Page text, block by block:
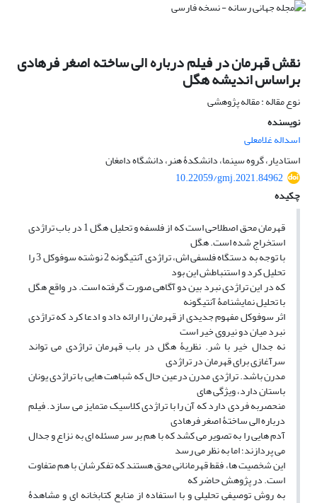
نقش قهرمان در فیلم درباره الی ساخته اصغر فرهادی
براساس اندیشه هگل
نوع مقاله : مقاله پژوهشی
نویسنده
اسداله غلامعلی
استادیار، گروه سینما، دانشکدۀ هنر، دانشگاه دامغان
10.22059/gmj.2021.84962
چکیده
قهرمان محق اصطلاحی است که از فلسفه و تحلیل هگل 1 در باب تراژدی
استخراج شده است. هگل
با توجه به دستگاه فلسفی اش، تراژدی آنتیگونه 2 نوشته سوفوکل 3 را
تحلیل کرد و استنباطش این بود
که در این تراژدی نبرد بین دو آگاهی صورت گرفته است. در واقع هگل
با تحلیل نمایشنامۀ آنتیگونه
اثر سوفوکل مفهوم جدیدی از قهرمان را ارائه داد و ادعا کرد که تراژدی
نبرد میان دو نیروی خیر است
نه جدال خیر با شر. نظریۀ هگل در باب قهرمان تراژدی می تواند
سرآغازی برای قهرمان در تراژدی
مدرن باشد. تراژدی مدرن درعین حال که شباهت هایی با تراژدی یونان
باستان دارد، ویژگی های
منحصربه فردی دارد که آن را با تراژدی کلاسیک متمایز می سازد. فیلم
درباره الی ساختۀ اصغر فرهادی
آدم هایی را به تصویر می کشد که با هم بر سر مسئله ای به نزاع و جدال
می پردازند؛ اما به نظر می رسد
این شخصیت ها، فقط قهرمانانی محق هستند که تفکرشان با هم متفاوت
است. در پژوهش حاضر که
به روش توصیفی تحلیلی و با استفاده از منابع کتابخانه ای و مشاهدۀ